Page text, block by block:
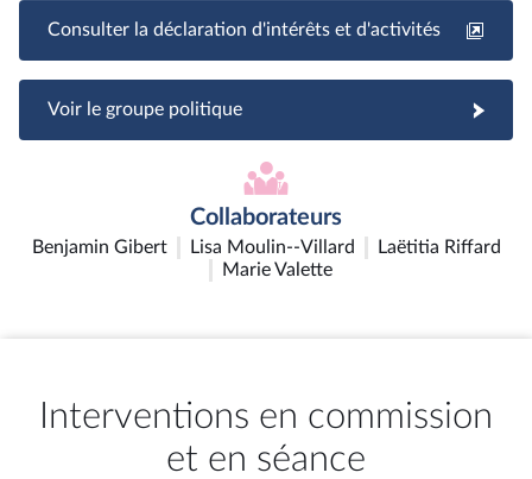
Consulter la déclaration d'intérêts et d'activités
Voir le groupe politique
Collaborateurs
Benjamin Gibert Lisa Moulin--Villard
Laëtitia Riffard
Marie Valette
Interventions en commission
et en séance